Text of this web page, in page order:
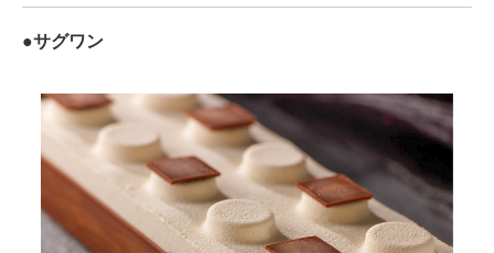
●サグワン